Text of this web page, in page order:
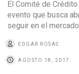
El Comité de
evento que busca
seguir en el
EDGAR ROSAS
AGOSTO 18, 2017